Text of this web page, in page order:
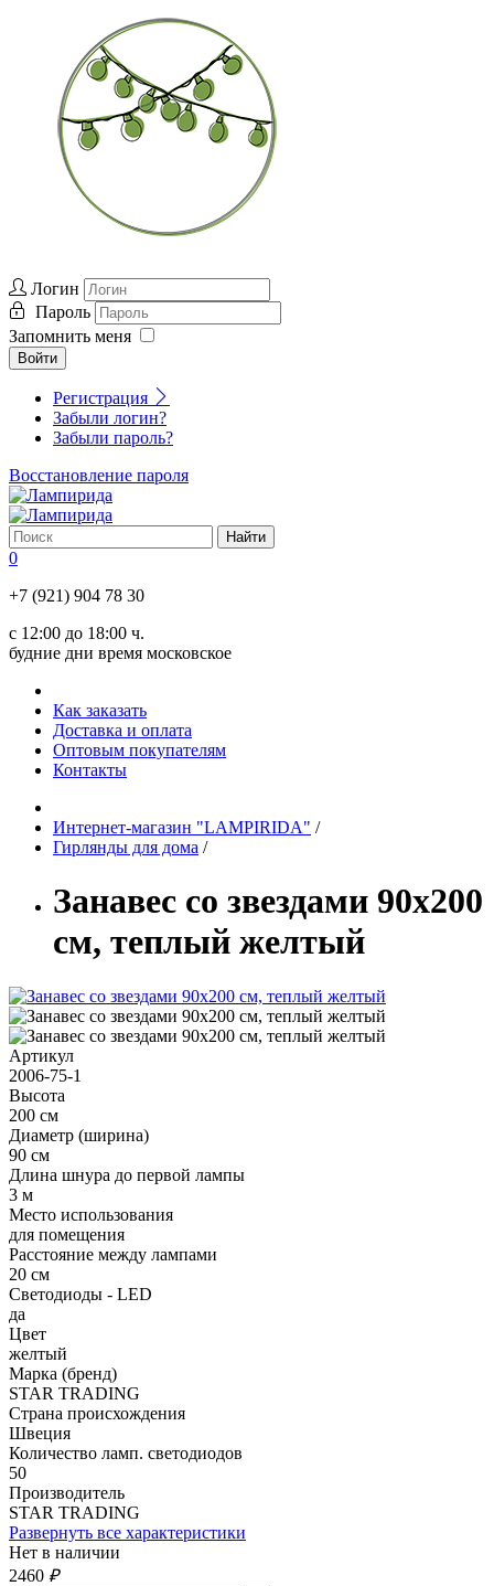
Логин
Пароль
Запомнить меня
Войти
Регистрация
Забыли логин?
Забыли пароль?
Восстановление пароля
0
+7 (921) 904 78 30
с 12:00 до 18:00 ч.
будние дни время московское
Как заказать
Доставка и оплата
Оптовым покупателям
Контакты
Интернет-магазин "LAMPIRIDA" /
Гирлянды для дома /
Занавес со звездами 90х200
см, теплый желтый
Артикул
2006-75-1
Высота
200 см
Диаметр (ширина)
90 см
Длина шнура до первой лампы
3 м
Место использования
для помещения
Расстояние между лампами
20 см
Светодиоды - LED
да
Цвет
желтый
Марка (бренд)
STAR TRADING
Страна происхождения
Швеция
Количество ламп. светодиодов
50
Производитель
STAR TRADING
Развернуть все характеристики
Нет в наличии
2460 ₽